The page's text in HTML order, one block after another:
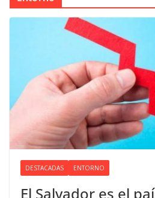
DESTACADAS ENTORNO
El Salvador es el